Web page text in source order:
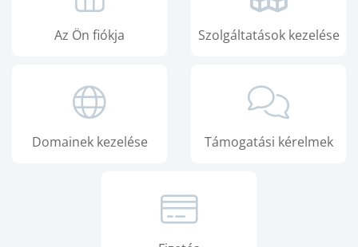
Az Ön fiókja Szolgáltatások kezelése
Domainek kezelése Támogatási kérelmek